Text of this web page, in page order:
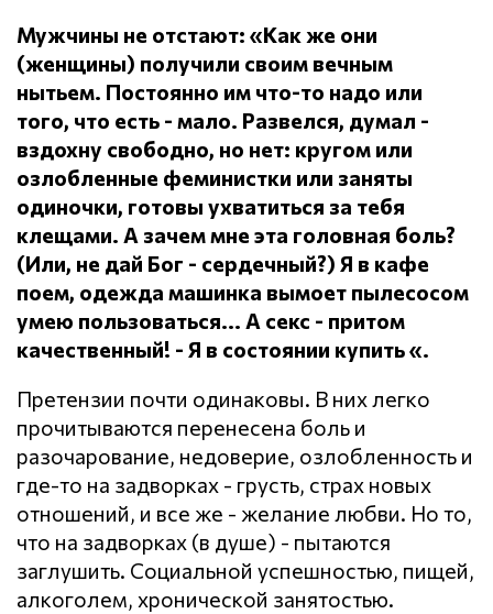
Мужчины не отстают: «Как же они
(женщины) получили своим вечным
нытьем. Постоянно им что-то надо или
того, что есть - мало. Развелся, думал -
вздохну свободно, но нет: кругом или
озлобленные феминистки или заняты
одиночки, готовы ухватиться за тебя
клещами. А зачем мне эта головная боль?
(Или, не дай Бог - сердечный?) Я в кафе
поем, одежда машинка вымоет пылесосом
умею пользоваться... А секс - притом
качественный! - Я в состоянии купить «.
Претензии почти одинаковы. В них легко
прочитываются перенесена боль и
разочарование, недоверие, озлобленность и
где-то на задворках - грусть, страх новых
отношений, и все же - желание любви. Но то,
что на задворках (в душе) - пытаются
заглушить. Социальной успешностью, пищей,
алкоголем, хронической занятостью.